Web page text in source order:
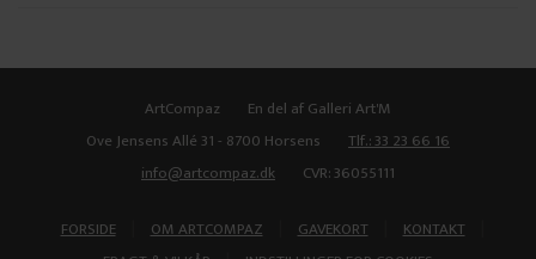
ArtCompaz
En del af Galleri Art'M
Ove Jensens Allé 31 - 8700 Horsens
Tlf.: 33 23 66 16
info@artcompaz.dk
CVR: 36055111
FORSIDE OM ARTCOMPAZ GAVEKORT KONTAKT